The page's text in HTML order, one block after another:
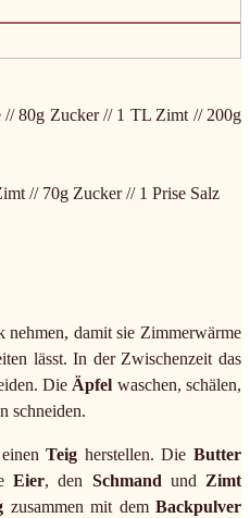
// 80g Zucker // 1 TL Zimt // 200g
// 70g Zucker // 1 Prise Salz
nehmen, damit sie Zimmerwärme
lässt. In der Zwischenzeit das
Die Äpfel waschen, schälen,
schneiden.
einenTeig herstellen. Die Butter
Eier, den Schmand und Zimt
zusammen mit dem Backpulver